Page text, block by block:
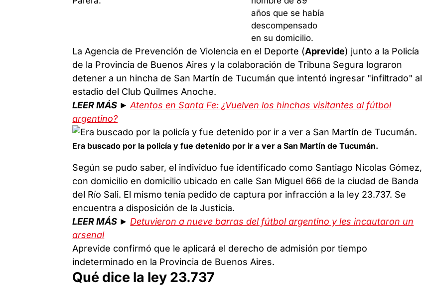
La Agencia de Prevención de Violencia en el Deporte (Aprevide) junto a la Policía
de la Provincia de Buenos Aires y la colaboración de Tribuna Segura lograron
detener a un hincha de San Martín de Tucumán que intentó ingresar "infiltrado" al
estadio del Club Quilmes Anoche.
LEER MÁS ►Atentos en Santa Fe: ¿Vuelven los hinchas visitantes al fútbol
argentino?
Era buscado por la policía y fue detenido por ir a ver a San Martín de Tucumán.
Según se pudo saber, el individuo fue identificado como Santiago Nicolas Gómez,
con domicilio en domicilio ubicado en calle San Miguel 666 de la ciudad de Banda
del Río Sali. El mismo tenía pedido de captura por infracción a la ley 23.737. Se
encuentra a disposición de la Justicia.
LEER MÁS ► Detuvieron a nueve barras del fútbol argentino y les incautaron un
arsenal
Aprevide confirmó que le aplicará el derecho de admisión por tiempo
indeterminado en la Provincia de Buenos Aires.
Qué dice la ley 23.737